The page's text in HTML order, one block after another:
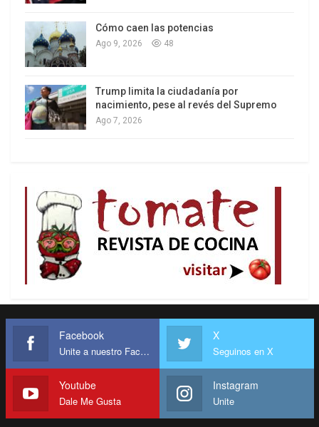
Los latinos le van dando la espalda a Trump
Cómo caen las potencias
Ago 9, 2026 48
Trump limita la ciudadanía por
nacimiento, pese al revés del Supremo
Ago 7, 2026
Facebook
Unite a nuestro Facebook
X
Seguinos en X
Youtube
Dale Me Gusta
Instagram
Unite